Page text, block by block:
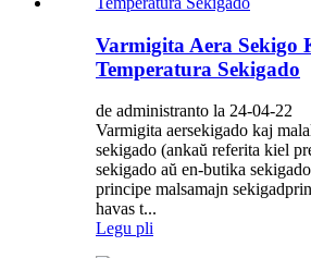
Varmigita Aera Sekigo
Temperatura Sekigado
de administranto la 24-04-22
Varmigita aersekigado kaj
sekigado (ankaŭ referita kiel
sekigado aŭ en-butika
principe malsamajn
havas t...
Legu pli